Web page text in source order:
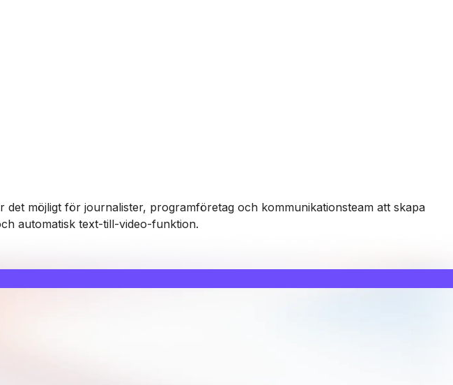
möjligt för journalister, programföretag och kommunikationsteam att skapa
automatisk text-till-video-funktion.